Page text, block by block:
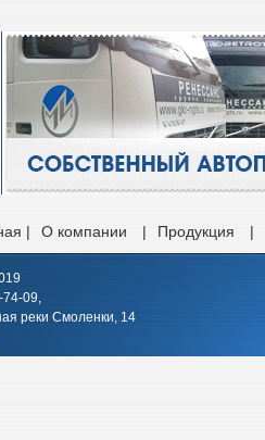
| О компании | Продукция |
74-09,
реки Смоленки, 14